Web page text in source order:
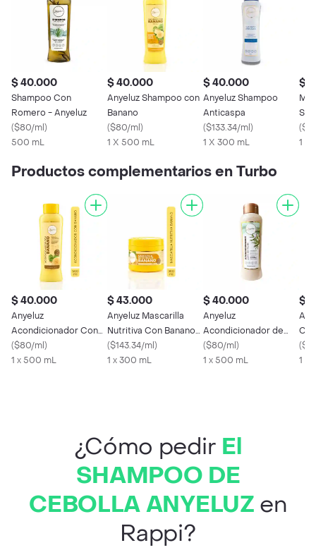
$ 40.000
Shampoo Con
Romero - Anyeluz
($80/ml)
500 mL
$ 40.000
Anyeluz Shampoo con
Banano
($80/ml)
1 X 500 mL
$ 40.000
Anyeluz Shampoo
Anticaspa
($133.34/ml)
1 X 300 mL
$
(
1 x
Productos complementarios en Turbo
$ 40.000
Anyeluz
Acondicionador Con
Banano PP0314
($80/ml)
1 x 500 mL
$ 43.000
Anyeluz Mascarilla
Nutritiva Con Banano
PT0316
($143.34/ml)
1 x 300 mL
$ 40.000
Anyeluz
Acondicionador de
Romero
($80/ml)
1 x 500 mL
$
(
1 x
¿Cómo pedir El
SHAMPOO DE
CEBOLLA ANYELUZ en
Rappi?